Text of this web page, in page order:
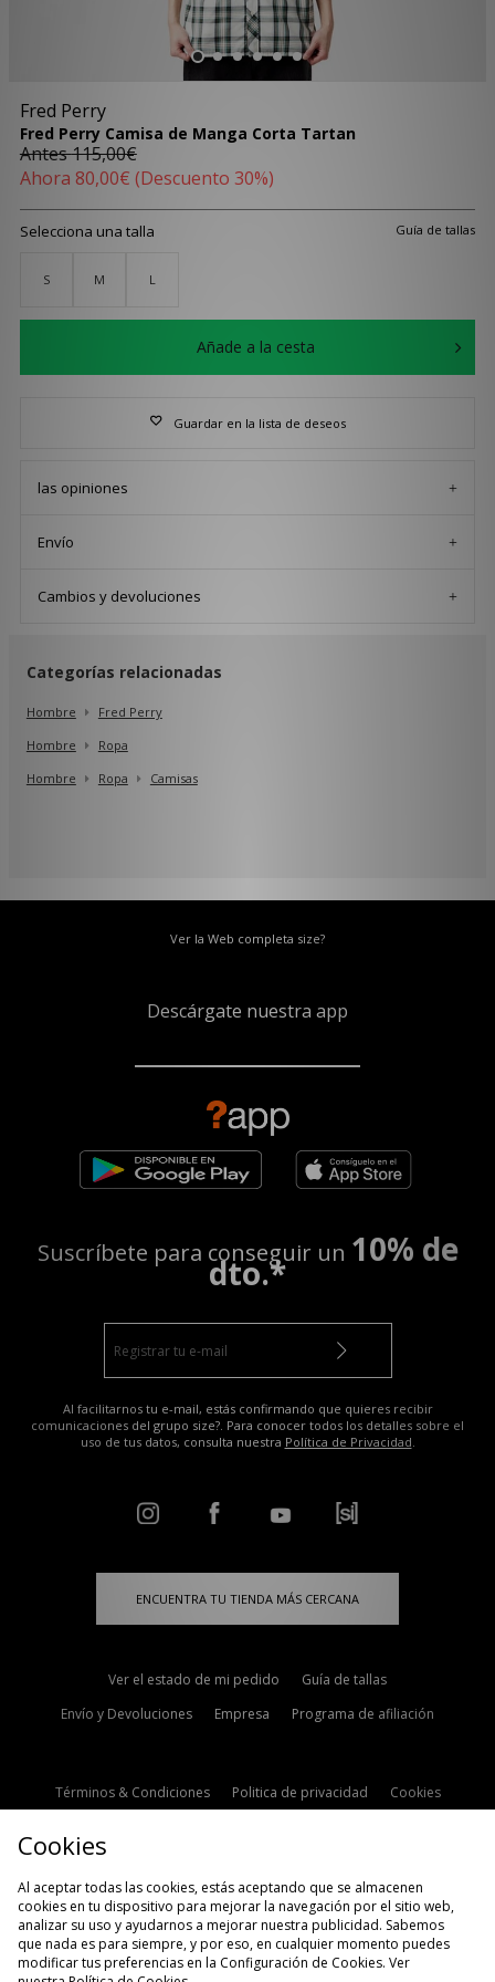
Fred Perry
Fred Perry Camisa de Manga Corta Tartan
Antes115,00€
Ahora 80,00€ (Descuento 30%)
Guía de tallas
Selecciona una talla
S M L
Añade a la cesta
Guardar en la lista de deseos
las opiniones
Envío
Cambios y devoluciones
Categorías relacionadas
Hombre
Fred Perry
Hombre
Ropa
Hombre
Ropa Camisas
Ver la Web completa size?
Descárgate nuestra app
Suscríbete para conseguir un 10% de
dto.*
Al facilitarnos tu e-mail, estás confirmando que quieres recibir
comunicaciones del grupo size?. Para conocer todos los detalles sobre el
uso de tus datos, consulta nuestra Política de Privacidad.
ENCUENTRA TU TIENDA MÁS CERCANA
Ver el estado de mi pedido
Guía de tallas
Envío y Devoluciones
Empresa Programa de afiliación
Términos & Condiciones Politica de privacidad
Cookies
Cookies
Al aceptar todas las cookies, estás aceptando que se almacenen
cookies en tu dispositivo para mejorar la navegación por el sitio web,
analizar su uso y ayudarnos a mejorar nuestra publicidad. Sabemos
que nada es para siempre, y por eso, en cualquier momento puedes
modificar tus preferencias en la Configuración de Cookies. Ver